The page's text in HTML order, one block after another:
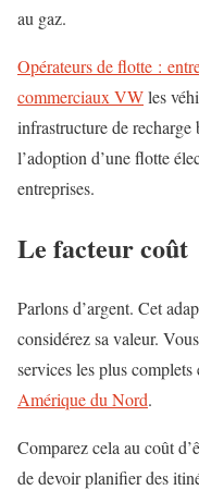
au gaz.
Opérateurs de flotte :
commerciaux VWles
infrastructure de recharge
l’adoption d’une flotte
entreprises.
Le facteur coût
Parlons d’argent. Cet
considérez sa valeur.
services les plus
Amérique du Nord.
Comparez cela au coût
de devoir planifier des